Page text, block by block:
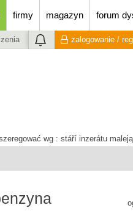
firmy magazyn forum
zalogowanie /
wg : stáří inzerátu